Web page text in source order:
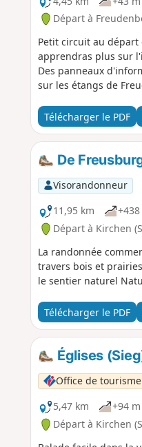
Départ à
Petit circuit au départ
apprendras plus sur
Des panneaux
sur les étangs de
Télécharger le PDF
De
Visorandonneur
11,95 km
Départ à Kirchen
La randonnée
travers bois et
le sentier naturel
Télécharger le PDF
Églises
Office de tourisme
5,47 km
+94 m
Départ à Kirchen